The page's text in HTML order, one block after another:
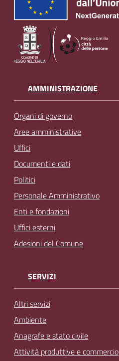
v
Seguici
AMMINISTRAZIONE
Organi di governo
Aree amministrative
Uffici
Documenti e dati
Politici
Personale Amministrativo
Enti e fondazioni
Uffici esterni
Adesioni del Comune
SERVIZI
Altri servizi
Ambiente
Anagrafe e stato civile
Attività produttive e commercio